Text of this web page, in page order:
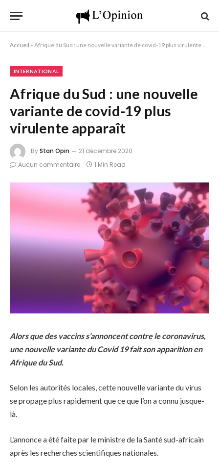
Accueil » Afrique du Sud : une nouvelle variante de covid-19 plus virulente apparaît
INTERNATIONAL
Afrique du Sud : une nouvelle
variante de covid-19 plus
virulente apparaît
ByStan Opin
21 décembre 2020
Aucun commentaire
1 Min Read
Alors que des vaccins s’annoncent contre le coronavirus,
une nouvelle variante du Covid 19 fait son apparition en
Afrique du Sud.
Selon les autorités locales, cette nouvelle variante du virus
se propage plus rapidement que ce que l’on a connu jusque-
là.
L’annonce a été faite par le ministre de la Santé sud-africain
après les recherches scientifiques nationales.